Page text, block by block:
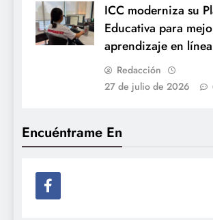
Encuéntrame En
ICC moderniza su
Educativa para
aprendizaje en línea
Redacción
27 de julio de 2026